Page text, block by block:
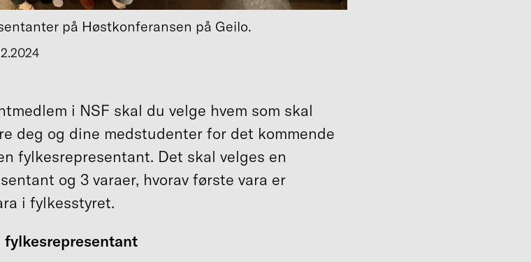
på Høstkonferansen på Geilo.
i NSF skal du velge hvem som skal
deg og dine medstudenter for det kommende
fylkesrepresentant. Det skal velges en
og 3 varaer, hvorav første vara er
i fylkesstyret.
fylkesrepresentant